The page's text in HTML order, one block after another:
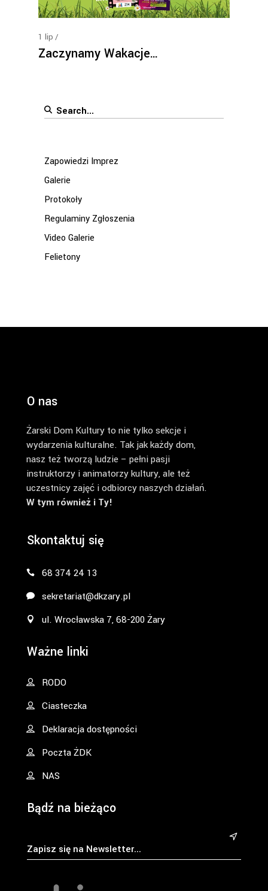
1 lip
Zaczynamy Wakacje…
Search
Zapowiedzi Imprez
Galerie
Protokoły
Regulaminy Zgłoszenia
Video Galerie
Felietony
O nas
Żarski Dom Kultury to nie tylko sekcje i
wydarzenia kulturalne. Tak jak każdy dom,
nasz też tworzą ludzie – pełni pasji
instruktorzy i animatorzy kultury, ale też
uczestnicy zajęć i odbiorcy naszych działań.
W tym również i Ty!
Skontaktuj się
68 374 24 13
sekretariat@dkzary.pl
ul. Wrocławska 7, 68-200 Żary
Ważne linki
RODO
Ciasteczka
Deklaracja dostępności
Poczta ŻDK
NAS
Bądź na bieżąco
&